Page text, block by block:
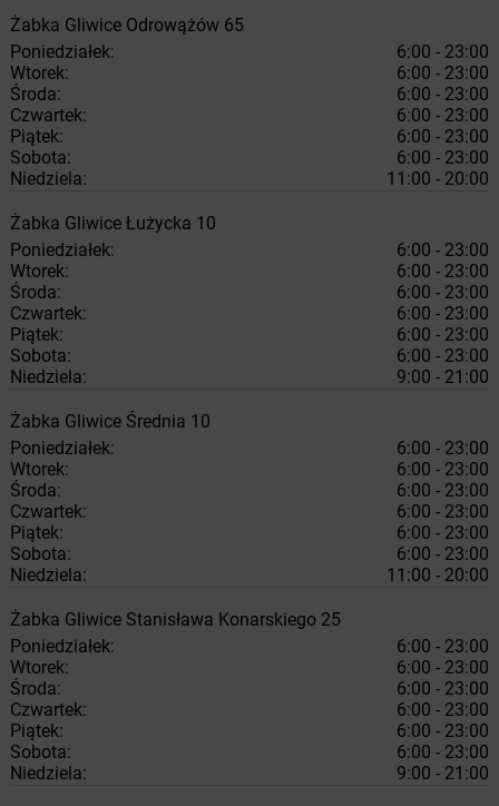
Żabka Gliwice Odrowążów 65
Poniedziałek:
6:00 - 23:00
Wtorek:
6:00 - 23:00
Środa:
6:00 - 23:00
Czwartek:
6:00 - 23:00
Piątek:
6:00 - 23:00
Sobota:
6:00 - 23:00
Niedziela:
11:00 - 20:00
Żabka Gliwice Łużycka 10
Poniedziałek:
6:00 - 23:00
Wtorek:
6:00 - 23:00
Środa:
6:00 - 23:00
Czwartek:
6:00 - 23:00
Piątek:
6:00 - 23:00
Sobota:
6:00 - 23:00
Niedziela:
9:00 - 21:00
Żabka Gliwice Średnia 10
Poniedziałek:
6:00 - 23:00
Wtorek:
6:00 - 23:00
Środa:
6:00 - 23:00
Czwartek:
6:00 - 23:00
Piątek:
6:00 - 23:00
Sobota:
6:00 - 23:00
Niedziela:
11:00 - 20:00
Żabka Gliwice Stanisława Konarskiego 25
Poniedziałek:
6:00 - 23:00
Wtorek:
6:00 - 23:00
Środa:
6:00 - 23:00
Czwartek:
6:00 - 23:00
Piątek:
6:00 - 23:00
Sobota:
6:00 - 23:00
Niedziela:
9:00 - 21:00